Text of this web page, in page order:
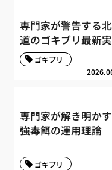
専門家が警告する
道のゴキブリ最新
ゴキブリ
専門家が解き明か
強毒餌の運用理論
ゴキブリ